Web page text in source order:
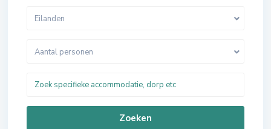
Eilanden
Aantal personen
Zoeken